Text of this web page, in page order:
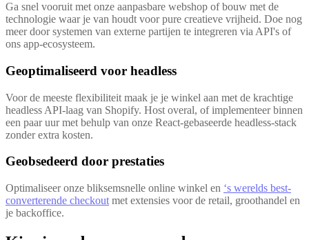
Ga snel vooruit met onze aanpasbare webshop of bouw met de
technologie waar je van houdt voor pure creatieve vrijheid. Doe nog
meer door systemen van externe partijen te integreren via API's of
ons app-ecosysteem.
Geoptimaliseerd voor headless
Voor de meeste flexibiliteit maak je je winkel aan met de krachtige
headless API-laag van Shopify. Host overal, of implementeer binnen
een paar uur met behulp van onze React-gebaseerde headless-stack
zonder extra kosten.
Geobsedeerd door prestaties
Optimaliseer onze bliksemsnelle online winkel en ‘s werelds best-
converterende checkout met extensies voor de retail, groothandel en
je backoffice.